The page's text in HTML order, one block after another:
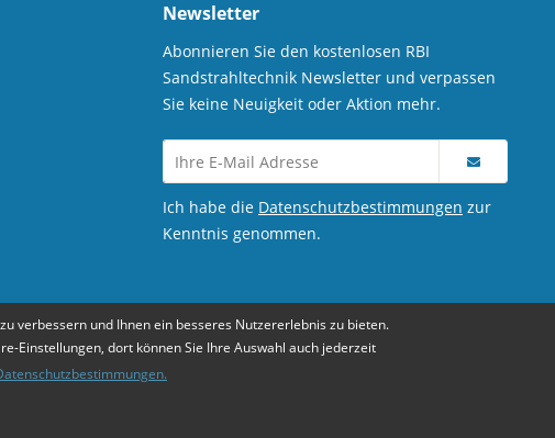
Newsletter
Abonnieren Sie den kostenlosen RBI
Sandstrahltechnik Newsletter und verpassen
Sie keine Neuigkeit oder Aktion mehr.
Ich habe die Datenschutzbestimmungen zur
Kenntnis genommen.
verbessern und Ihnen ein besseres Nutzererlebnis zu bieten.
Einstellungen, dort können Sie Ihre Auswahl auch jederzeit